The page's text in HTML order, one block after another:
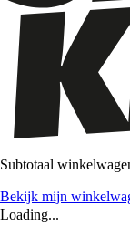
Subtotaal
Bekijk mijn
Loading...